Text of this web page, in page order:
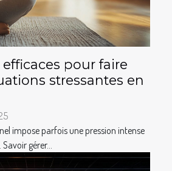
pour faire
stressantes en
impose parfois une pression intense
gérer...